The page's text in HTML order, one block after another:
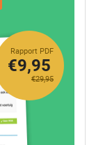
Rapport PDF
€29,95
€9,95